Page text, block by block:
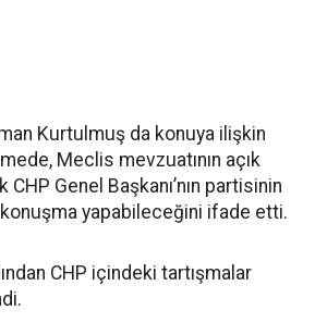
Kurtulmuş da konuya ilişkin
Meclis mevzuatının açık
Genel Başkanı’nın partisinin
konuşma yapabileceğini ifade etti.
CHP içindeki tartışmalar